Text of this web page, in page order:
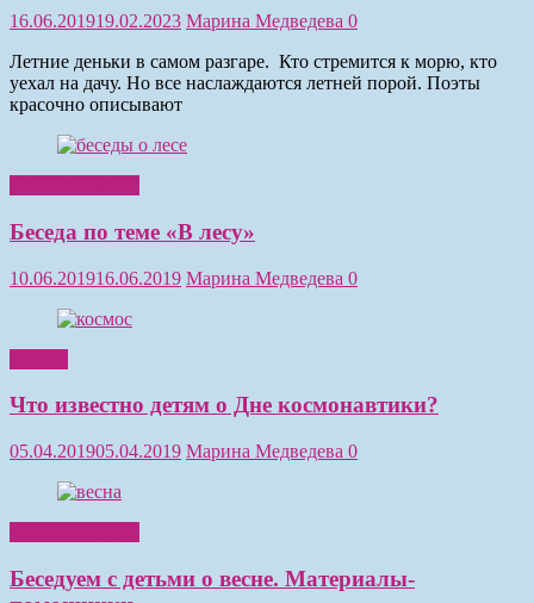
16.06.201919.02.2023 Марина Медведева 0
Летние деньки в самом разгаре. Кто стремится к морю, кто
уехал на дачу. Но все наслаждаются летней порой. Поэты
красочно описывают
Беседа по теме «В лесу»
10.06.201916.06.2019 Марина Медведева 0
Что известно детям о Дне космонавтики?
05.04.201905.04.2019 Марина Медведева 0
Беседуем с детьми о весне. Материалы-